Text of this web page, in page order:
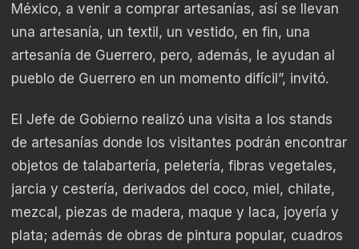
México, a venir a comprar artesanías, así se llevan
una artesanía, un textil, un vestido, en fin, una
artesanía de Guerrero, pero, además, le ayudan al
pueblo de Guerrero en un momento difícil”, invitó.
El Jefe de Gobierno realizó una visita a los stands
de artesanías donde los visitantes podrán encontrar
objetos de talabartería, peletería, fibras vegetales,
jarcia y cestería, derivados del coco, miel, chilate,
mezcal, piezas de madera, maque y laca, joyería y
plata; además de obras de pintura popular, cuadros